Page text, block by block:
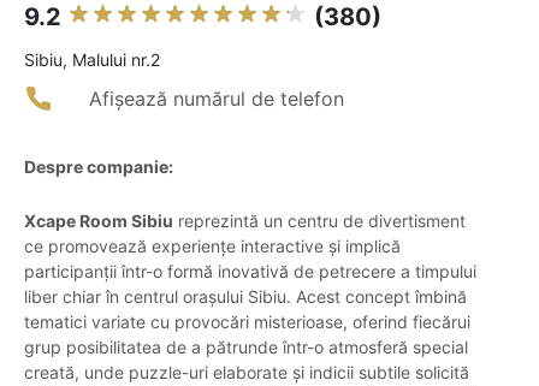
9.2 (380)
Sibiu, Malului nr.2
Afișează numărul de telefon
Despre companie:
Xcape Room Sibiu reprezintă un centru de divertisment
ce promovează experiențe interactive și implică
participanții într-o formă inovativă de petrecere a timpului
liber chiar în centrul orașului Sibiu. Acest concept îmbină
tematici variate cu provocări misterioase, oferind fiecărui
grup posibilitatea de a pătrunde într-o atmosferă special
creată, unde puzzle-uri elaborate și indicii subtile solicită